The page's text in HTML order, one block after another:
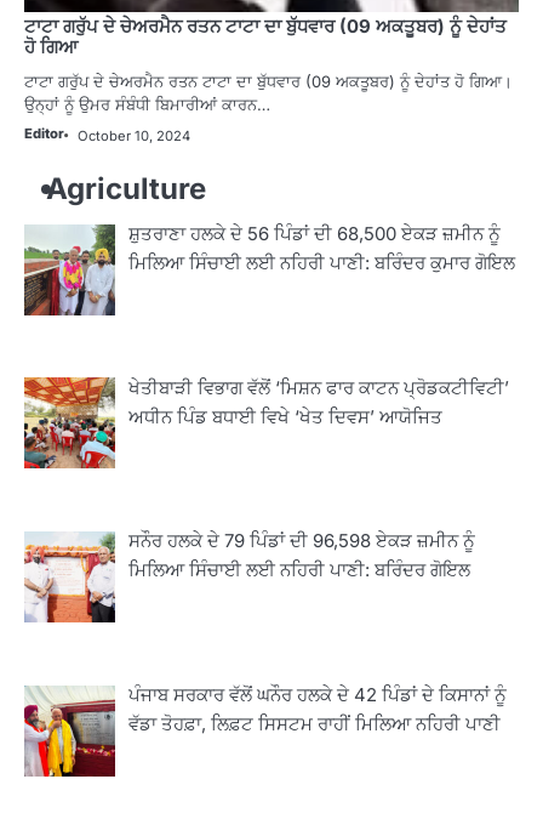
ਟਾਟਾ ਗਰੁੱਪ ਦੇ ਚੇਅਰਮੈਨ ਰਤਨ ਟਾਟਾ ਦਾ ਬੁੱਧਵਾਰ (09 ਅਕਤੂਬਰ) ਨੂੰ ਦੇਹਾਂਤ
ਹੋ ਗਿਆ
ਟਾਟਾ ਗਰੁੱਪ ਦੇ ਚੇਅਰਮੈਨ ਰਤਨ ਟਾਟਾ ਦਾ ਬੁੱਧਵਾਰ (09 ਅਕਤੂਬਰ) ਨੂੰ ਦੇਹਾਂਤ ਹੋ ਗਿਆ।
ਉਨ੍ਹਾਂ ਨੂੰ ਉਮਰ ਸੰਬੰਧੀ ਬਿਮਾਰੀਆਂ ਕਾਰਨ…
Editor October 10, 2024
Agriculture
ਸ਼ੁਤਰਾਣਾ ਹਲਕੇ ਦੇ 56 ਪਿੰਡਾਂ ਦੀ 68,500 ਏਕੜ ਜ਼ਮੀਨ ਨੂੰ
ਮਿਲਿਆ ਸਿੰਚਾਈ ਲਈ ਨਹਿਰੀ ਪਾਣੀ: ਬਰਿੰਦਰ ਕੁਮਾਰ ਗੋਇਲ
ਖੇਤੀਬਾੜੀ ਵਿਭਾਗ ਵੱਲੋਂ ‘ਮਿਸ਼ਨ ਫਾਰ ਕਾਟਨ ਪ੍ਰੋਡਕਟੀਵਿਟੀ’
ਅਧੀਨ ਪਿੰਡ ਬਧਾਈ ਵਿਖੇ ‘ਖੇਤ ਦਿਵਸ’ ਆਯੋਜਿਤ
ਸਨੌਰ ਹਲਕੇ ਦੇ 79 ਪਿੰਡਾਂ ਦੀ 96,598 ਏਕੜ ਜ਼ਮੀਨ ਨੂੰ
ਮਿਲਿਆ ਸਿੰਚਾਈ ਲਈ ਨਹਿਰੀ ਪਾਣੀ: ਬਰਿੰਦਰ ਗੋਇਲ
ਪੰਜਾਬ ਸਰਕਾਰ ਵੱਲੋਂ ਘਨੌਰ ਹਲਕੇ ਦੇ 42 ਪਿੰਡਾਂ ਦੇ ਕਿਸਾਨਾਂ ਨੂੰ
ਵੱਡਾ ਤੋਹਫ਼ਾ, ਲਿਫ਼ਟ ਸਿਸਟਮ ਰਾਹੀਂ ਮਿਲਿਆ ਨਹਿਰੀ ਪਾਣੀ
2